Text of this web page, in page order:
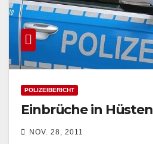
POLIZEIBERICHT
Einbrüche in Hüsten
NOV. 28, 2011